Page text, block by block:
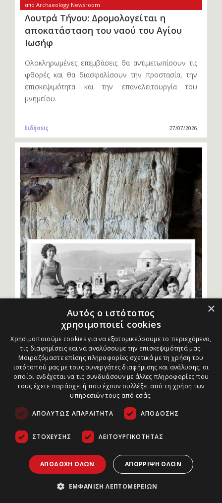
από Archaeology Newsroom
Λουτρά Τήνου: Δρομολογείται η
αποκατάσταση του ναού του Αγίου
Ιωσήφ
Ολοκληρωμένες επεμβάσεις θα αντιμετωπίσουν τις
φθορές και θα διασφαλίσουν την προστασία, την
επισκεψιμότητα και την επαναλειτουργία του
μνημείου.
Ειδήσεις 27/07/2026
από Archaeology Newsroom
Οι γυναίκες της Μονεμβασίας
αφηγούνται τη ζωή στο Κάστρο
Προφορικές μαρτυρίες, αρχειακό υλικό και μαθητική
ψηφιακή αφήγηση φωτίζουν τη νεότερη ιστορία της
Μονεμβασίας, στις 31 Ιουλίου.
×
Αυτός ο ιστότοπος
χρησιμοποιεί cookies
Χρησιμοποιούμε cookies για να εξατομικεύσουμε το περιεχόμενο,
τις διαφημίσεις και να αναλύσουμε την επισκεψιμότητά μας.
Μοιραζόμαστε επίσης πληροφορίες σχετικά με τη χρήση του
ιστότοπού μας με τους συνεργάτες διαφήμισης και ανάλυσης, οι
οποίοι ενδέχεται να τις συνδυάσουν με άλλες πληροφορίες που
τους έχετε παράσχει ή που έχουν συλλέξει από τη χρήση των
υπηρεσιών τους από εσάς.
ΑΠΟΛΎΤΩΣ ΑΠΑΡΑΊΤΗΤΑ ΑΠΌΔΟΣΗΣ
ΣΤΌΧΕΥΣΗΣ ΛΕΙΤΟΥΡΓΙΚΌΤΗΤΑΣ
ΑΠΟΔΟΧΉ ΌΛΩΝ ΑΠΌΡΡΙΨΗ ΌΛΩΝ
ΕΜΦΆΝΙΣΗ ΛΕΠΤΟΜΕΡΕΙΏΝ